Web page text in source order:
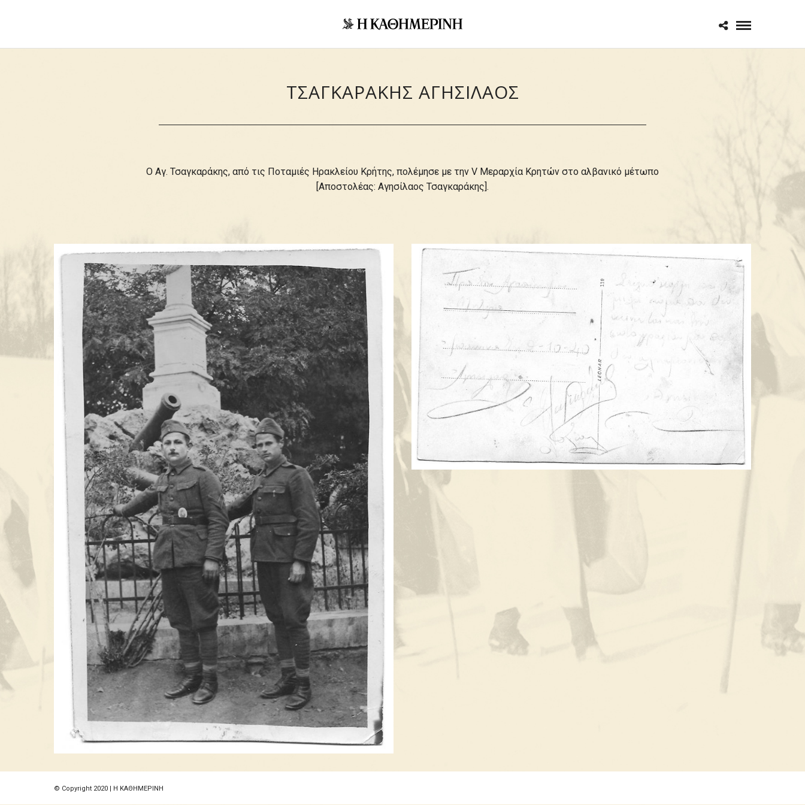
ΤΣΑΓΚΑΡΑΚΗΣ ΑΓΗΣΙΛΑΟΣ
Ο Αγ. Τσαγκαράκης, από τις Ποταμιές Ηρακλείου Κρήτης, πολέμησε με την V Mεραρχία Κρητών στο αλβανικό μέτωπο
[Αποστολέας: Αγησίλαος Τσαγκαράκης].
© Copyright 2020 | Η ΚΑΘΗΜΕΡΙΝΗ